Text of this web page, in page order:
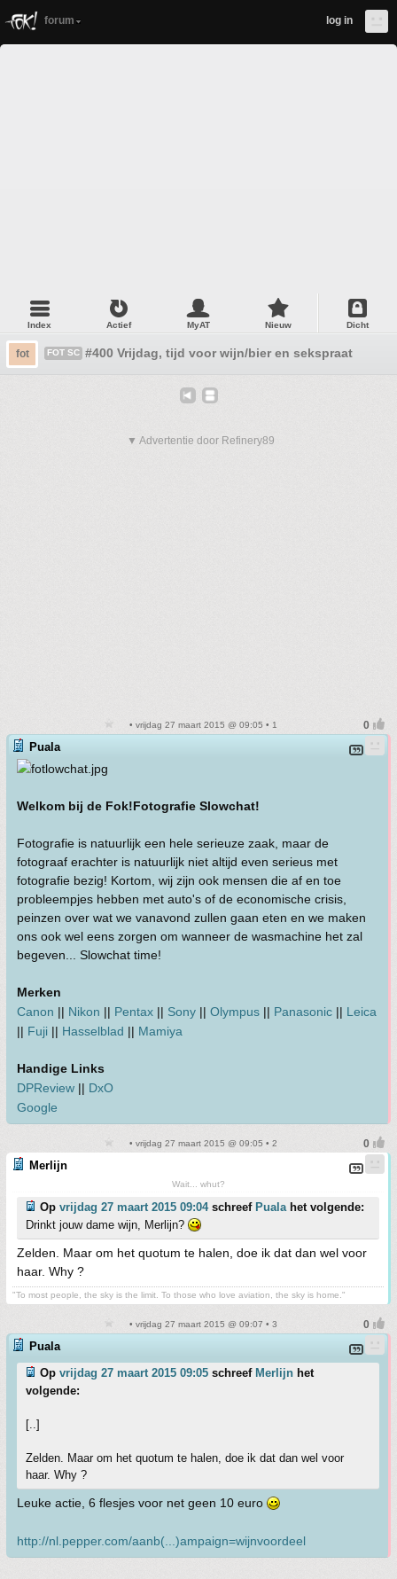
forum log in
Index Actief MyAT Nieuw Dicht
fot FOT SC #400 Vrijdag, tijd voor wijn/bier en sekspraat O-)
▼ Advertentie door Refinery89
• vrijdag 27 maart 2015 @ 09:05 • 1
Puala
Welkom bij de Fok!Fotografie Slowchat!
Fotografie is natuurlijk een hele serieuze zaak, maar de
fotograaf erachter is natuurlijk niet altijd even serieus met
fotografie bezig! Kortom, wij zijn ook mensen die af en toe
probleempjes hebben met auto's of de economische crisis,
peinzen over wat we vanavond zullen gaan eten en we maken
ons ook wel eens zorgen om wanneer de wasmachine het zal
begeven... Slowchat time!
Merken
Canon || Nikon || Pentax || Sony || Olympus || Panasonic || Leica
|| Fuji || Hasselblad || Mamiya
Handige Links
DPReview || DxO
Google
• vrijdag 27 maart 2015 @ 09:05 • 2
Merlijn
Wait... whut?
Op vrijdag 27 maart 2015 09:04schreef Pualahet volgende:
Drinkt jouw dame wijn, Merlijn?
Zelden. Maar om het quotum te halen, doe ik dat dan wel voor
haar. Why ?
"To most people, the sky is the limit. To those who love aviation, the sky is home."
• vrijdag 27 maart 2015 @ 09:07 • 3
Puala
Op vrijdag 27 maart 2015 09:05 schreef Merlijn het
volgende:
[..]
Zelden. Maar om het quotum te halen, doe ik dat dan wel voor
haar. Why ?
Leuke actie, 6 flesjes voor net geen 10 euro
http://nl.pepper.com/aanb(...)ampaign=wijnvoordeel